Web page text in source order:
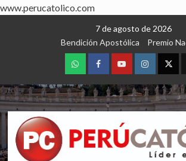
www.perucatolico.com
7 de agosto de 2026
Bendición Apostólica
Premio
WhatsAppFacebookYoutubeInstagram
X